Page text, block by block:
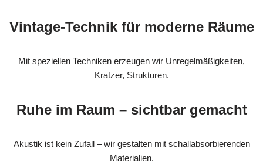
Vintage-Technik für moderne Räume
Mit speziellen Techniken erzeugen wir Unregelmäßigkeiten,
Kratzer, Strukturen.
Ruhe im Raum – sichtbar gemacht
Akustik ist kein Zufall – wir gestalten mit schallabsorbierenden
Materialien.